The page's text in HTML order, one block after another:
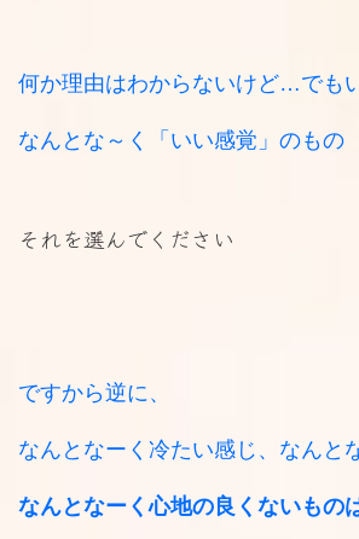
何か理由はわからないけど…でも
なんとな～く「いい感覚」のもの
それを選んでください
ですから逆に、
なんとなーく冷たい感じ、なんと
なんとなーく心地の良くないもの